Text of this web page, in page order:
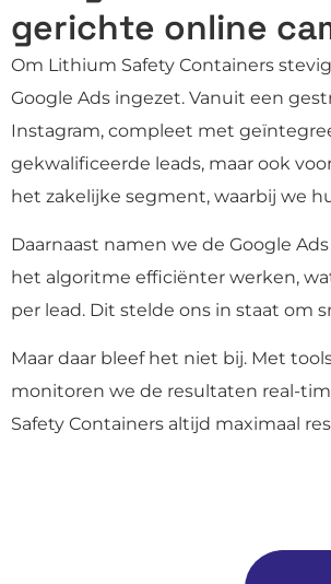
gerichte online
Om Lithium Safety Containers
Google Ads ingezet. Vanuit een
Instagram, compleet met
gekwalificeerde leads, maar ook
het zakelijke segment, waarbij we
Daarnaast namen we de Google
het algoritme efficiënter werken,
per lead. Dit stelde ons in staat om
Maar daar bleef het niet bij. Met
monitoren we de resultaten real-
Safety Containers altijd maximaal